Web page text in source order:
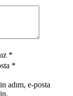
*
*
adım, e-posta